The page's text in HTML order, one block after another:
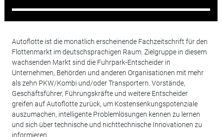
Autoflotte ist die monatlich erscheinende Fachzeitschrift für den
Flottenmarkt im deutschsprachigen Raum. Zielgruppe in diesem
wachsenden Markt sind die Fuhrpark-Entscheider in
Unternehmen, Behörden und anderen Organisationen mit mehr
als zehn PKW/Kombi und/oder Transportern. Vorstände,
Geschäftsführer, Führungskräfte und weitere Entscheider
greifen auf Autoflotte zurück, um Kostensenkungspotenziale
auszumachen, intelligente Problemlösungen kennen zu lernen
und sich über technische und nichttechnische Innovationen zu
informieren.